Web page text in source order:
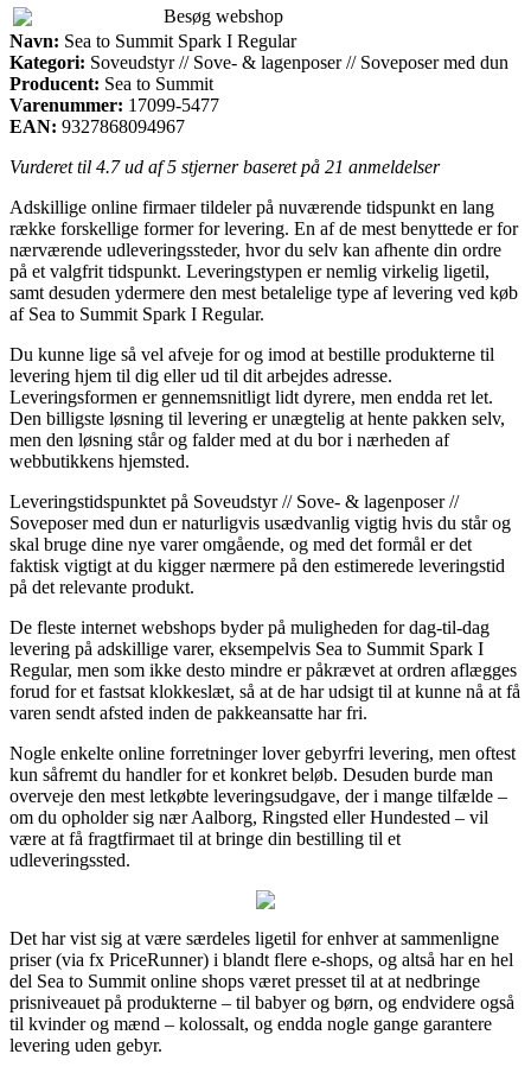
Besøg webshop
Navn: Sea to Summit Spark I Regular
Kategori: Soveudstyr // Sove- & lagenposer // Soveposer med dun
Producent: Sea to Summit
Varenummer: 17099-5477
EAN: 9327868094967
Vurderet til 4.7ud af 5 stjerner baseret på 21 anmeldelser
Adskillige online firmaer tildeler på nuværende tidspunkt en lang
række forskellige former for levering. En af de mest benyttede er for
nærværende udleveringssteder, hvor du selv kan afhente din ordre
på et valgfrit tidspunkt. Leveringstypen er nemlig virkelig ligetil,
samt desuden ydermere den mest betalelige type af levering ved køb
af Sea to Summit Spark I Regular.
Du kunne lige så vel afveje for og imod at bestille produkterne til
levering hjem til dig eller ud til dit arbejdes adresse.
Leveringsformen er gennemsnitligt lidt dyrere, men endda ret let.
Den billigste løsning til levering er unægtelig at hente pakken selv,
men den løsning står og falder med at du bor i nærheden af
webbutikkens hjemsted.
Leveringstidspunktet på Soveudstyr // Sove- & lagenposer //
Soveposer med dun er naturligvis usædvanlig vigtig hvis du står og
skal bruge dine nye varer omgående, og med det formål er det
faktisk vigtigt at du kigger nærmere på den estimerede leveringstid
på det relevante produkt.
De fleste internet webshops byder på muligheden for dag-til-dag
levering på adskillige varer, eksempelvis Sea to Summit Spark I
Regular, men som ikke desto mindre er påkrævet at ordren aflægges
forud for et fastsat klokkeslæt, så at de har udsigt til at kunne nå at få
varen sendt afsted inden de pakkeansatte har fri.
Nogle enkelte online forretninger lover gebyrfri levering, men oftest
kun såfremt du handler for et konkret beløb. Desuden burde man
overveje den mest letkøbte leveringsudgave, der i mange tilfælde –
om du opholder sig nær Aalborg, Ringsted eller Hundested – vil
være at få fragtfirmaet til at bringe din bestilling til et
udleveringssted.
Det har vist sig at være særdeles ligetil for enhver at sammenligne
priser (via fx PriceRunner) i blandt flere e-shops, og altså har en hel
del Sea to Summit online shops været presset til at at nedbringe
prisniveauet på produkterne – til babyer og børn, og endvidere også
til kvinder og mænd – kolossalt, og endda nogle gange garantere
levering uden gebyr.